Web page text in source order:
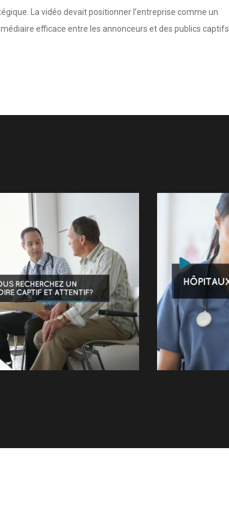
La vidéo devait positionner l’entreprise comme un
efficace entre les annonceurs et des publics captifs.